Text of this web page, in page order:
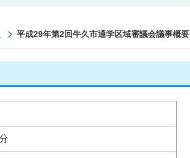
平成29年第2回牛久市通学区域審議会議事概要